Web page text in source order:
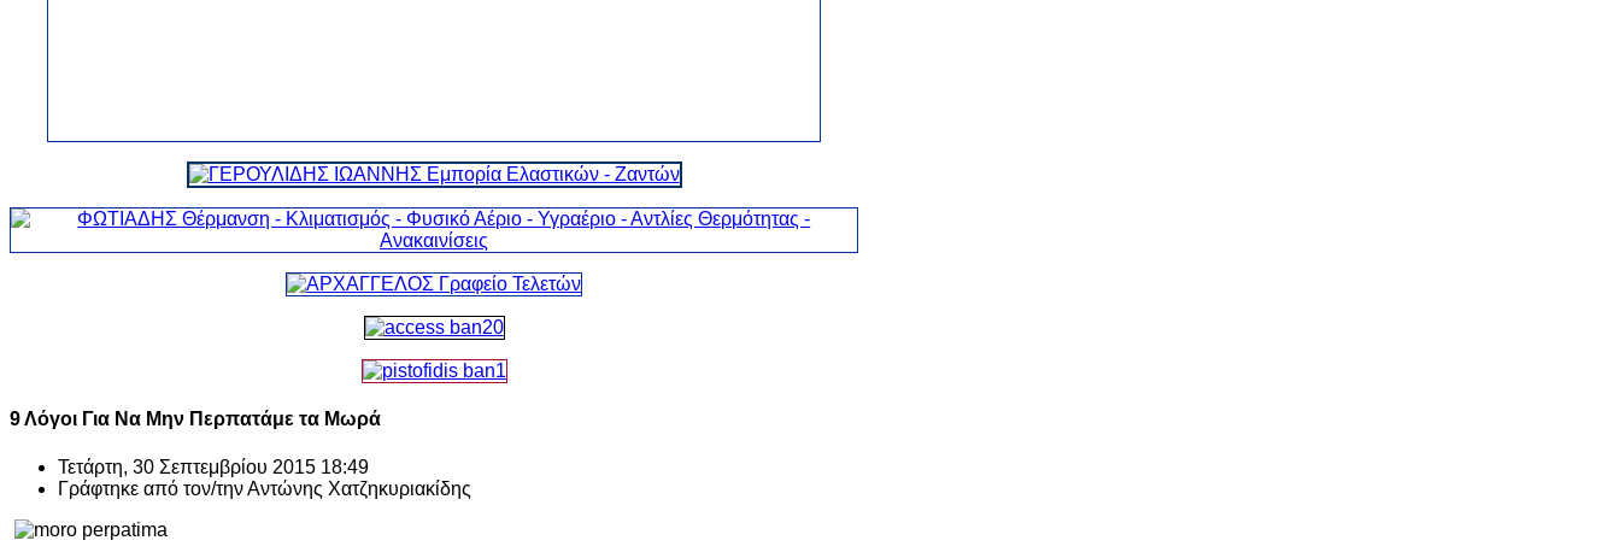
9 Λόγοι Για Να Μην Περπατάμε τα Μωρά
Τετάρτη, 30 Σεπτεμβρίου 2015 18:49
Γράφτηκε από τον/τηνΑντώνης Χατζηκυριακίδης